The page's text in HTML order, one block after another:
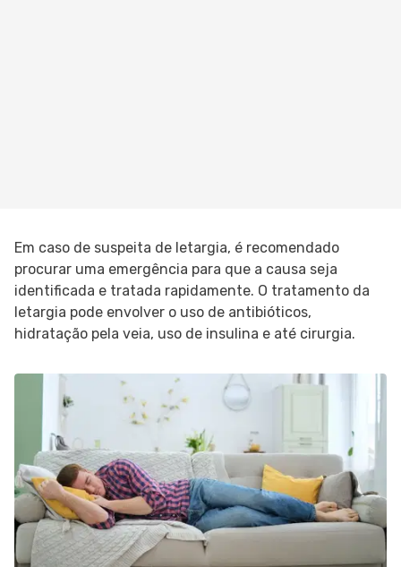
Em caso de suspeita de letargia, é recomendado
procurar uma emergência para que a causa seja
identificada e tratada rapidamente. O tratamento da
letargia pode envolver o uso de antibióticos,
hidratação pela veia, uso de insulina e até cirurgia.